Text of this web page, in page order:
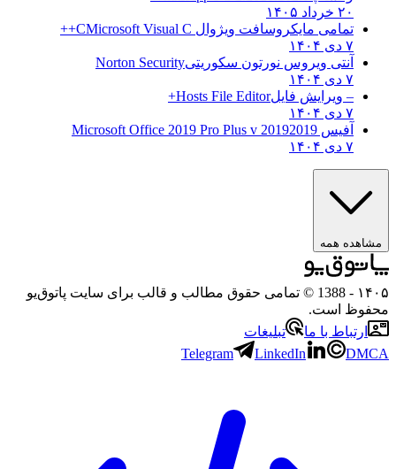
۲۰ خرداد ۱۴۰۵
تمامی مایکروسافت ویژوال C Microsoft Visual C++
۷ دی ۱۴۰۴
آنتی ویروس نورتون سکوریتیNorton Security
۷ دی ۱۴۰۴
– ویرایش فایلHosts File Editor+
۷ دی ۱۴۰۴
آفیس 2019 2019 Microsoft Office 2019 Pro Plus v
۷ دی ۱۴۰۴
مشاهده همه
۱۴۰۵
- 1388 © تمامی حقوق مطالب و قالب برای سایت پاتوق‌یو
محفوظ است.
ارتباط با ما
تبلیغات
Telegram
LinkedIn DMCA